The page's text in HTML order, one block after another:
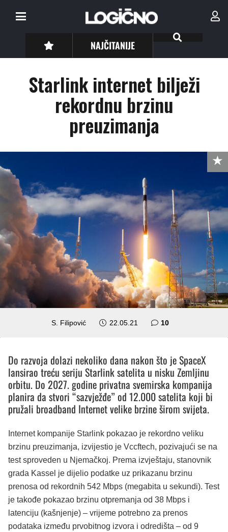
NAJČITANIJE
Starlink internet bilježi
rekordnu brzinu
preuzimanja
S. Filipović 22.05.21 10komentara
Do razvoja dolazi nekoliko dana nakon što je SpaceX
lansirao treću seriju Starlink satelita u nisku Zemljinu
orbitu. Do 2027. godine privatna svemirska kompanija
planira da stvori “sazvježđe” od 12.000 satelita koji bi
pružali broadband Internet velike brzine širom svijeta.
Internet kompanije Starlink pokazao je rekordno veliku
brzinu preuzimanja, izvijestio je Vccftech, pozivajući se na
test sproveden u Njemačkoj. Prema izvještaju, stanovnik
grada Kassel je dijelio podatke uz prikazanu brzinu
prenosa od rekordnih 542 Mbps (megabita u sekundi). Test
je takođe pokazao brzinu otpremanja od 38 Mbps i
latenciju (kašnjenje) – vrijeme potrebno za prenos
podataka između prvobitnog izvora i odredišta – od 9